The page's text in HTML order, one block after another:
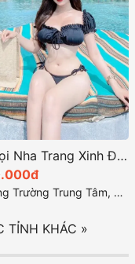
Gái Gọi Nha Trang Xinh Đẹp: Trâm Anh 2k3 – Gái Dâm Cao Cấp Yêu Nghề Kết Hợp Mọi Tư Thế Sướng
Trung Tâm, TP Nha Trang, Khánh Hòa
TỈNH KHÁC »